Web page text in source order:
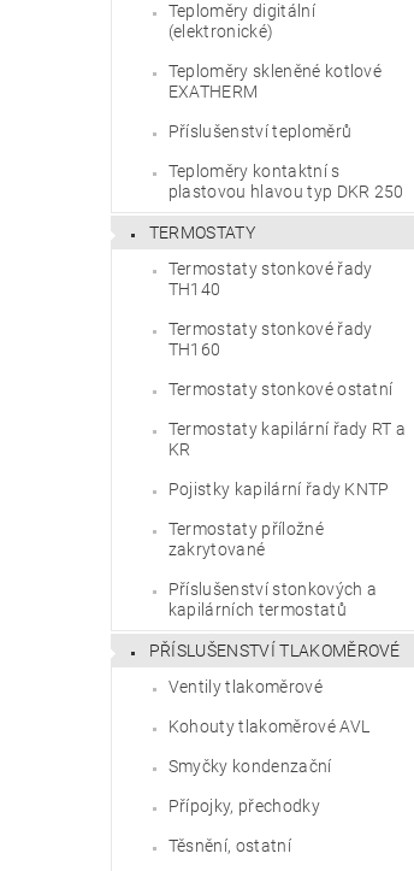
Teploměry digitální
(elektronické)
Teploměry skleněné kotlové
EXATHERM
Příslušenství teploměrů
Teploměry kontaktní s
plastovou hlavou typ DKR 250
TERMOSTATY
Termostaty stonkové řady
TH140
Termostaty stonkové řady
TH160
Termostaty stonkové ostatní
Termostaty kapilární řady RT a
KR
Pojistky kapilární řady KNTP
Termostaty příložné
zakrytované
Příslušenství stonkových a
kapilárních termostatů
PŘÍSLUŠENSTVÍ TLAKOMĚROVÉ
Ventily tlakoměrové
Kohouty tlakoměrové AVL
Smyčky kondenzační
Přípojky, přechodky
Těsnění, ostatní